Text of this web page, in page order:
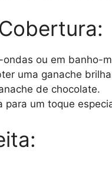
ou em banho-
uma ganache
de chocolate.
para um toque